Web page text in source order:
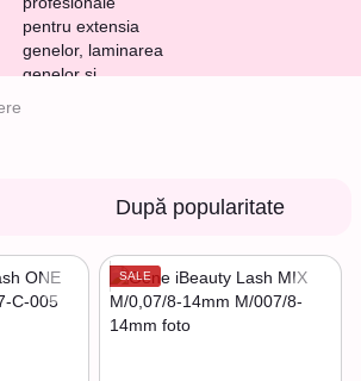
După popularitate
SALE